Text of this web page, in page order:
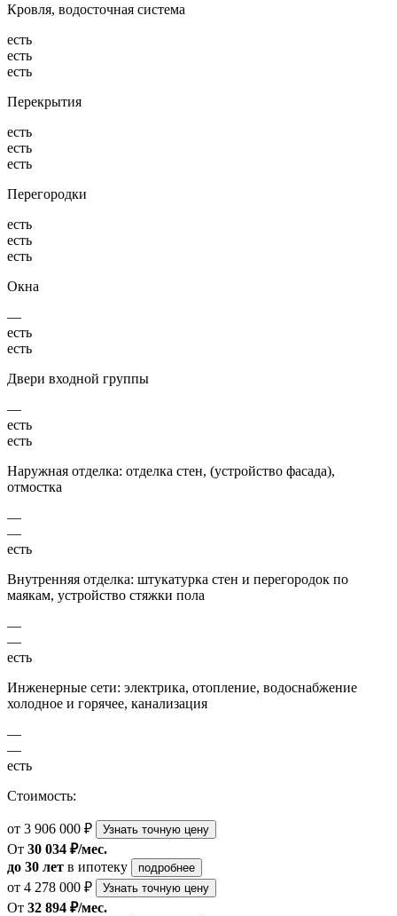
Кровля, водосточная система
есть
есть
есть
Перекрытия
есть
есть
есть
Перегородки
есть
есть
есть
Окна
—
есть
есть
Двери входной группы
—
есть
есть
Наружная отделка: отделка стен, (устройство фасада),
отмостка
—
—
есть
Внутренняя отделка: штукатурка стен и перегородок по
маякам, устройство стяжки пола
—
—
есть
Инженерные сети: электрика, отопление, водоснабжение
холодное и горячее, канализация
—
—
есть
Стоимость:
от 3 906 000 ₽ Узнать точную цену
От 30 034 ₽/мес.
до 30 лет в ипотеку подробнее
от 4 278 000 ₽ Узнать точную цену
От 32 894 ₽/мес.